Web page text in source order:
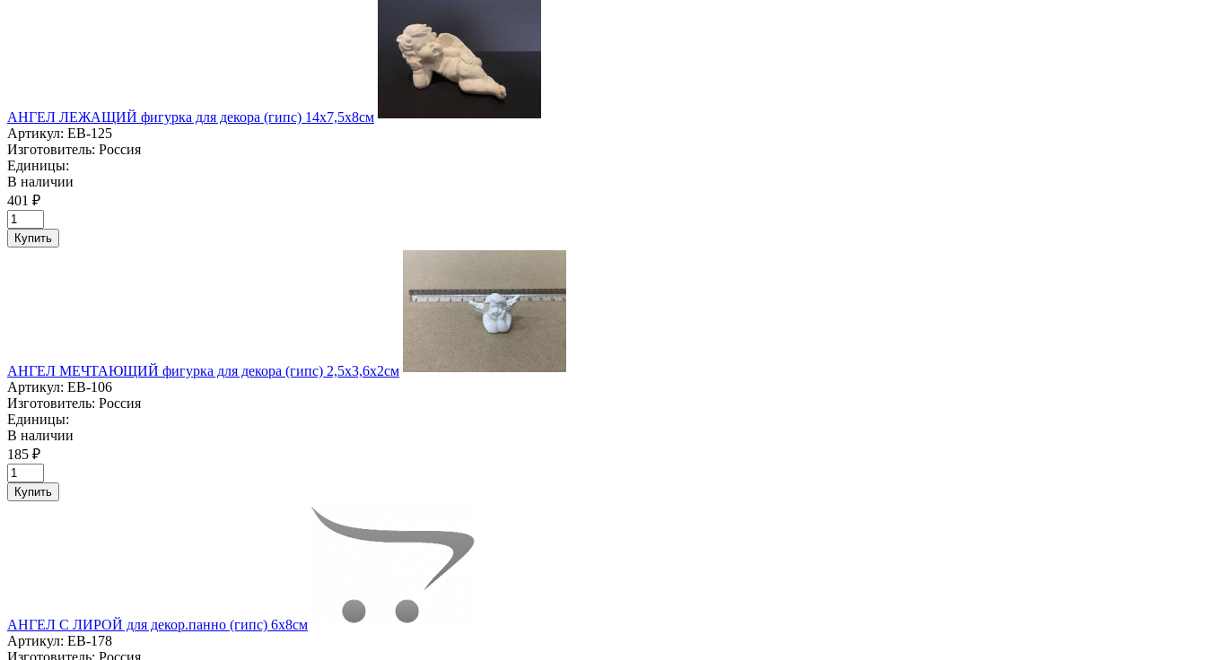
АНГЕЛ ЛЕЖАЩИЙ фигурка для декора (гипс) 14х7,5х8см
Артикул: ЕВ-125
Изготовитель: Россия
Единицы:
В наличии
401 ₽
Купить
АНГЕЛ МЕЧТАЮЩИЙ фигурка для декора (гипс) 2,5х3,6х2см
Артикул: ЕВ-106
Изготовитель: Россия
Единицы:
В наличии
185 ₽
Купить
АНГЕЛ С ЛИРОЙ для декор.панно (гипс) 6х8см
Артикул: ЕВ-178
Изготовитель: Россия